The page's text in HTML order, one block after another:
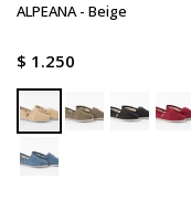
ALPEANA - Beige
$ 1.250